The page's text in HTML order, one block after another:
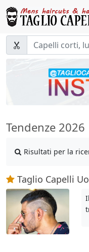
Tendenze 2026
Risultati per la
Taglio Capelli